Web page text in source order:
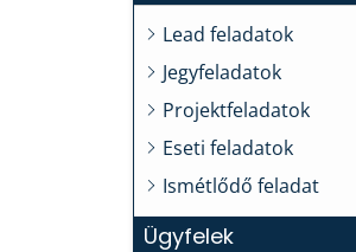
Lead feladatok
Jegyfeladatok
Projektfeladatok
Eseti feladatok
Ismétlődő feladat
Ügyfelek